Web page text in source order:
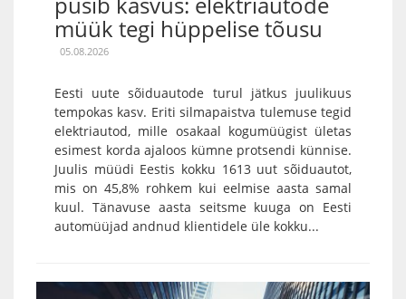
müük tegi hüppelise tõusu
05.08.2026
Eesti uute sõiduautode turul jätkus juulikuus
tempokas kasv. Eriti silmapaistva tulemuse tegid
elektriautod, mille osakaal kogumüügist ületas
esimest korda ajaloos kümne protsendi künnise.
Juulis müüdi Eestis kokku 1613 uut sõiduautot,
mis on 45,8% rohkem kui eelmise aasta samal
kuul. Tänavuse aasta seitsme kuuga on Eesti
automüüjad andnud klientidele üle kokku...